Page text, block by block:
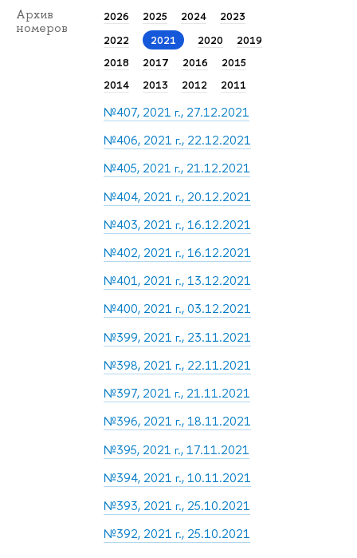
Архив
номеров
2026 2025 2024
2023
2022
2021 2020
2019
2018
2017 2016
2015
2014
2013 2012 2011
№407, 2021 г., 27.12.2021
№406, 2021 г., 22.12.2021
№405, 2021 г., 21.12.2021
№404, 2021 г., 20.12.2021
№403, 2021 г., 16.12.2021
№402, 2021 г., 16.12.2021
№401, 2021 г., 13.12.2021
№400, 2021 г., 03.12.2021
№399, 2021 г., 23.11.2021
№398, 2021 г., 22.11.2021
№397, 2021 г., 21.11.2021
№396, 2021 г., 18.11.2021
№395, 2021 г., 17.11.2021
№394, 2021 г., 10.11.2021
№393, 2021 г., 25.10.2021
№392, 2021 г., 25.10.2021